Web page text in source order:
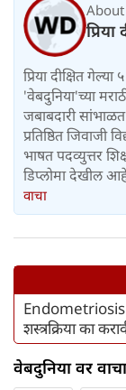
प्रिया
प्रिया दीक्षित
'वेबदुनिया'च्या
जबाबदारी
प्रतिष्ठित जिवाजी
भाषत पदव्युत्तर
डिप्लोमा देखील
वाचा
Endometriosis
शस्त्रक्रिया का
वेबदुनिया वर